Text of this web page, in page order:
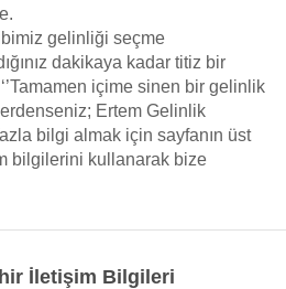
gelinliği seçme
dakikaya kadar titiz bir
içime sinen bir gelinlik
Ertem Gelinlik
bilgi almak için sayfanın üst
bilgilerini kullanarak bize
İletişim Bilgileri